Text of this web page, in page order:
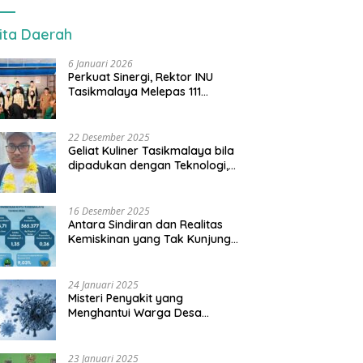
Daerah
6 Januari 2026
Perkuat Sinergi, Rektor INU
Tasikmalaya Melepas 111
22 Desember 2025
Geliat Kuliner Tasikmalaya bila
dipadukan dengan Teknologi,
16 Desember 2025
Antara Sindiran dan Realitas
Kemiskinan yang Tak Kunjung
24 Januari 2025
Misteri Penyakit yang
Menghantui Warga Desa
23 Januari 2025